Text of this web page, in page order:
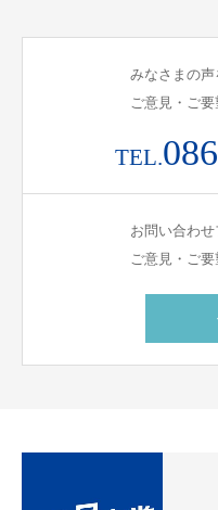
みなさまの声
ご意見・ご要
TEL.
お問い合わせ
ご意見・ご要